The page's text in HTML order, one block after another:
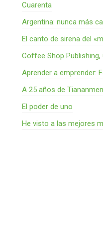
Cuarenta
Argentina: nunca más
El canto de sirena del
Coffee Shop
Aprender a emprender:
A 25 años de Tiananmen
El poder de uno
He visto a las mejores